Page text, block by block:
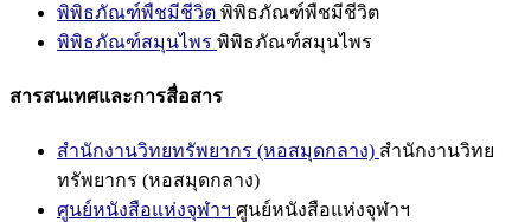
พิพิธภัณฑ์พืชมีชีวิต พิพิธภัณฑ์พืชมีชีวิต
พิพิธภัณฑ์สมุนไพร พิพิธภัณฑ์สมุนไพร
สารสนเทศและการสื่อสาร
สำนักงานวิทยทรัพยากร (หอสมุดกลาง) สำนักงานวิทย
ทรัพยากร (หอสมุดกลาง)
ศูนย์หนังสือแห่งจุฬาฯ ศูนย์หนังสือแห่งจุฬาฯ